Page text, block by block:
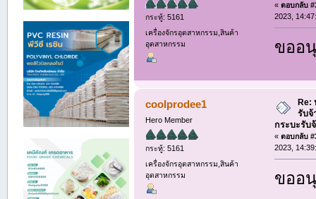
กระทู้: 5161
เครื่องจักรอุตสาหกรรม,สินค้า
อุตสาหกรรม
«ตอบกลับ
2023,
ขออ
coolprodee1
Hero Member
กระทู้: 5161
เครื่องจักรอุตสาหกรรม,สินค้า
อุตสาหกรรม
Re:
รับจ้
กระบะรับ
«ตอบกลับ
2023,
ขออ